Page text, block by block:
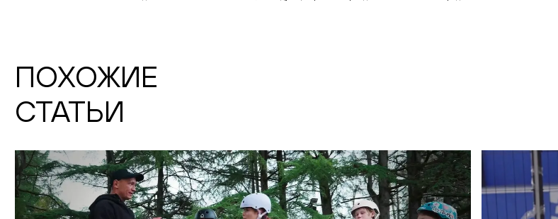
ПОХОЖИЕ
СТАТЬИ
ПОДТВЕРЖДЕНИЕ
EMAIL